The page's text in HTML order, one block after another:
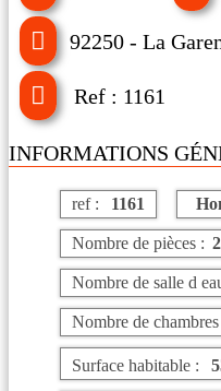
92250 - La
Ref : 1161
INFORMATIONS
ref : 1161
Nombre de pièces : 2
Nombre de salle d
Nombre de chambres
Surface habitable :